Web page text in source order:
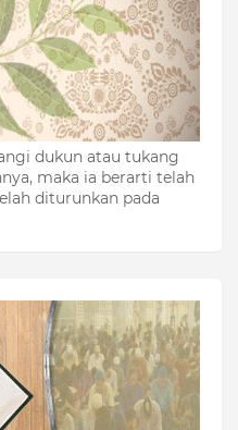
dukun atau tukang
maka ia berarti telah
diturunkan pada